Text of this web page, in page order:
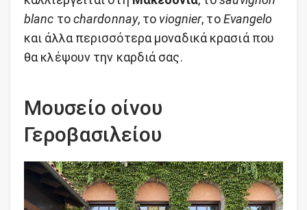
blanc τοchardonnay, το viognier, τοEvangelo
και άλλα περισσότερα μοναδικά κρασιά που
θα κλέψουν την καρδιά σας.
Μουσείο οίνου
Γεροβασιλείου